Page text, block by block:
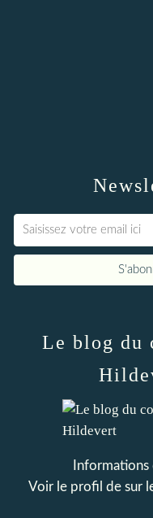
Le blog du
Voir le profil de sur